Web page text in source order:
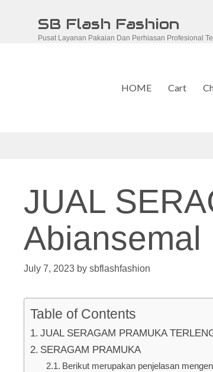
SB Flash Fashion
Pusat Layanan Pakaian Dan Perhiasan Profesional
HOME Cart
JUAL
Abiansemal
July 7, 2023 by sbflashfashion
Table of Contents
JUAL SERAGAM PRAMUKA
SERAGAM PRAMUKA
Berikut merupakan penjelasan